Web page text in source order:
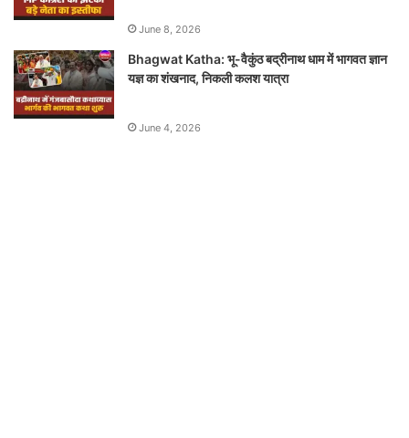
June 8, 2026
Bhagwat Katha: भू-वैकुंठ बद्रीनाथ धाम में भागवत ज्ञान
यज्ञ का शंखनाद, निकली कलश यात्रा
June 4, 2026